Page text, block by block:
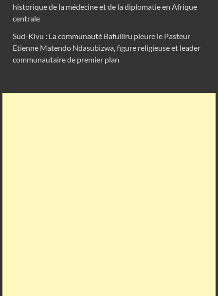
historique de la médecine et de la diplomatie en Afrique
centrale
Sud-Kivu : La communauté Bafuliiru pleure le Pasteur
Etienne Matendo Ndasubizwa, figure religieuse et leader
communautaire de premier plan